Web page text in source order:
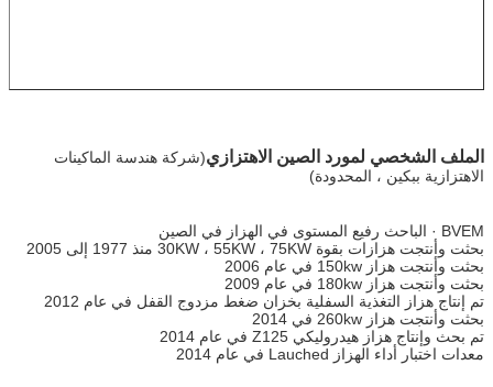
الملف الشخصي لمورد الصين الاهتزازي(شركة هندسة الماكينات
الاهتزازية ببكين ، المحدودة)
BVEM · الباحث رفيع المستوى في الهزاز في الصين
بحثت وأنتجت هزازات بقوة 30KW ، 55KW ، 75KW منذ 1977 إلى 2005
بحثت وأنتجت هزاز 150kw في عام 2006
بحثت وأنتجت هزاز 180kw في عام 2009
تم إنتاج هزاز التغذية السفلية بخزان ضغط مزدوج القفل في عام 2012
بحثت وأنتجت هزاز 260kw في 2014
تم بحث وإنتاج هزاز هيدروليكي Z125 في عام 2014
معدات اختبار أداء الهزاز Lauched في عام 2014